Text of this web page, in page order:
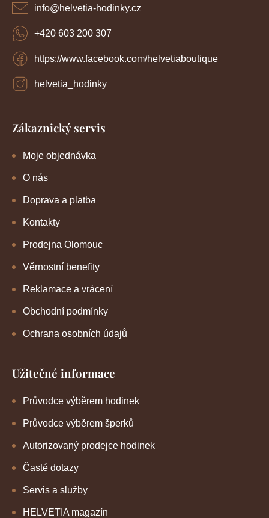
ý
n
info@helvetia-hodinky.cz
https://www.facebook.com/helvetiaboutique
helvetia_hodinky
+420 603 200 307
Zákaznický servis
Moje objednávka
O nás
Doprava a platba
Kontakty
Prodejna Olomouc
Věrnostní benefity
Reklamace a vrácení
Obchodní podmínky
Ochrana osobních údajů
Užitečné informace
Průvodce výběrem hodinek
Průvodce výběrem šperků
Autorizovaný prodejce hodinek
Časté dotazy
Servis a služby
HELVETIA magazín